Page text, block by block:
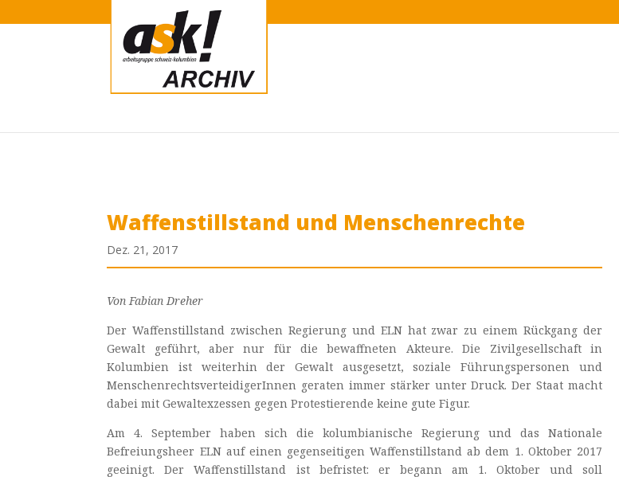
Waffenstillstand und Menschenrechte
Dez. 21, 2017
Von Fabian Dreher
Der Waffenstillstand zwischen Regierung und ELN hat zwar zu einem Rückgang der
Gewalt geführt, aber nur für die bewaffneten Akteure. Die Zivilgesellschaft in
Kolumbien ist weiterhin der Gewalt ausgesetzt, soziale Führungspersonen und
MenschenrechtsverteidigerInnen geraten immer stärker unter Druck. Der Staat macht
dabei mit Gewaltexzessen gegen Protestierende keine gute Figur.
Am 4. September haben sich die kolumbianische Regierung und das Nationale
Befreiungsheer ELN auf einen gegenseitigen Waffenstillstand ab dem 1. Oktober 2017
geeinigt. Der Waffenstillstand ist befristet: er begann am 1. Oktober und soll